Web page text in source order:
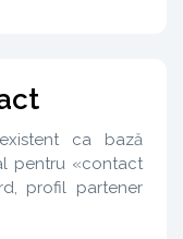
ca bază
pentru «contact
profil partener